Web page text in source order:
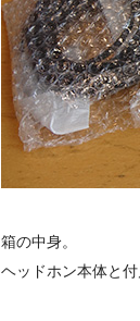
箱の中身。
ヘッドホン本体と